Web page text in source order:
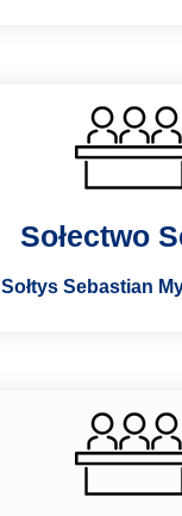
Sołectwo
Sołtys Sebastian